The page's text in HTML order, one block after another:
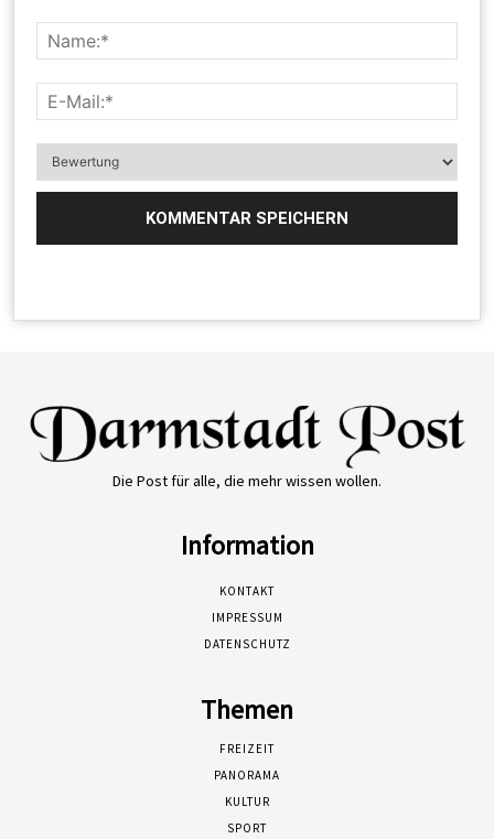
Die Post für alle, die mehr wissen wollen.
Information
KONTAKT
IMPRESSUM
DATENSCHUTZ
Themen
FREIZEIT
PANORAMA
KULTUR
SPORT